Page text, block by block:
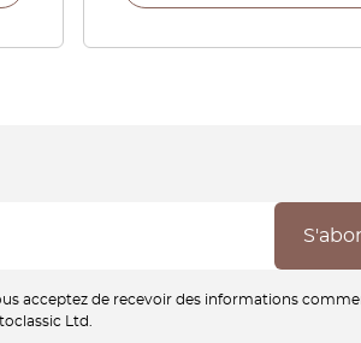
acceptez de recevoir des informations
Ltd.